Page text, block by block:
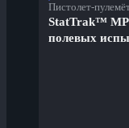
Пистолет-
StatTrak™
полевых